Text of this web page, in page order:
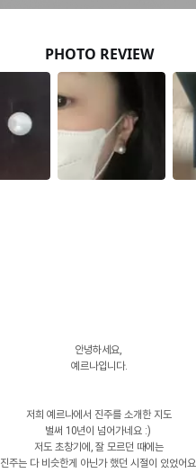
안녕하세요,
예르나입니다.
저희 예르나에서 진주를 소개한 지도
벌써 10년이 넘어가네요 :)
저도 초창기에, 잘 모르던 때에는
진주는 다 비슷한게 아닌가 했던 시절이 있었어요.